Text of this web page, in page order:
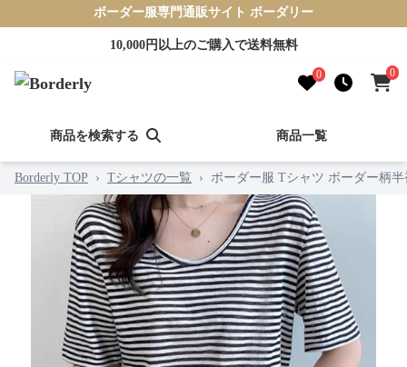
ボーダー服専門通販サイト ボーダリー
10,000円以上のご購入で送料無料
0 0
商品を検索する 商品一覧
Borderly TOP › Tシャツの一覧 › ボーダー服 Tシャツ ボーダー柄